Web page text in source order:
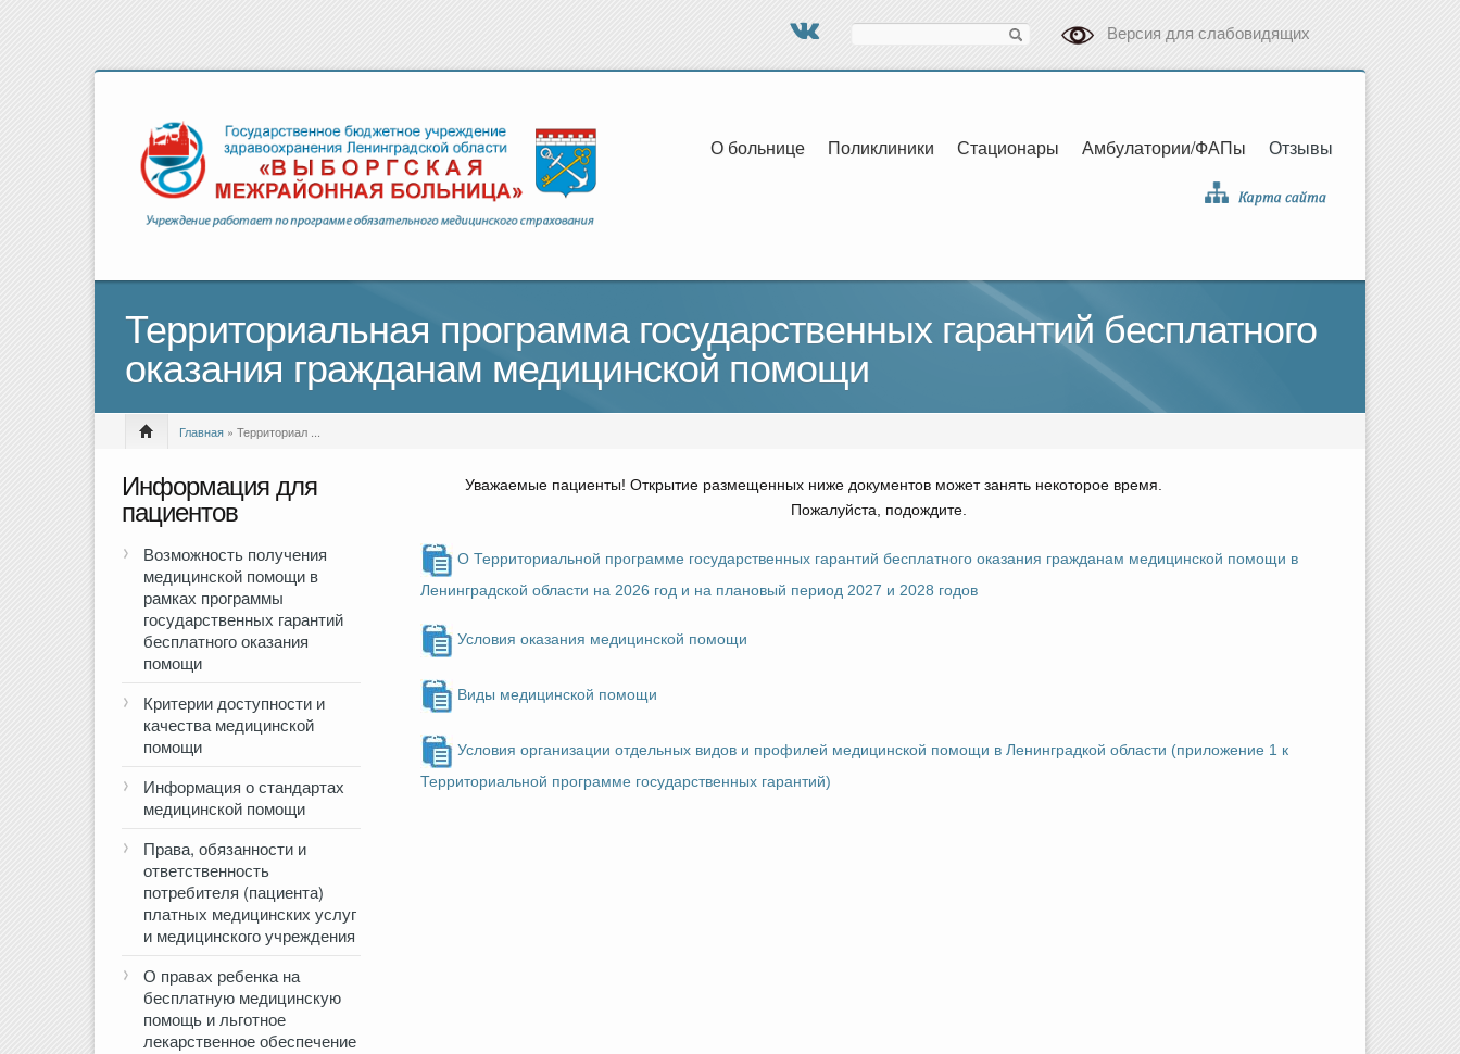
Версия для слабовидящих
О больнице Поликлиники Стационары Амбулатории/ФАПы Отзывы
Территориальная программа государственных гарантий бесплатного
оказания гражданам медицинской помощи
Главная » Территориал ...
Информация для
пациентов
Возможность получения
медицинской помощи в
рамках программы
государственных гарантий
бесплатного оказания
помощи
Критерии доступности и
качества медицинской
помощи
Информация о стандартах
медицинской помощи
Права, обязанности и
ответственность
потребителя (пациента)
платных медицинских услуг
и медицинского учреждения
О правах ребенка на
бесплатную медицинскую
помощь и льготное
лекарственное обеспечение
Уважаемые пациенты! Открытие размещенных ниже документов может занять некоторое время.
Пожалуйста, подождите.
О Территориальной программе государственных гарантий бесплатного оказания гражданам медицинской помощи в
Ленинградской области на 2026 год и на плановый период 2027 и 2028 годов
Условия оказания медицинской помощи
Виды медицинской помощи
Условия организации отдельных видов и профилей медицинской помощи в Ленинградкой области (приложение 1 к
Территориальной программе государственных гарантий)